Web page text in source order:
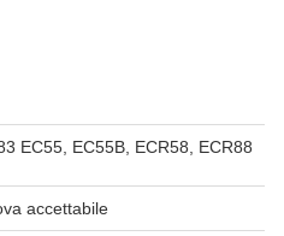
EC55, EC55B, ECR58, ECR88
accettabile